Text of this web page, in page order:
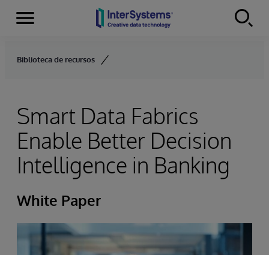
Skip to content
Menu
Biblioteca de recursos
Smart Data Fabrics
Enable Better Decision
Intelligence in Banking
White Paper